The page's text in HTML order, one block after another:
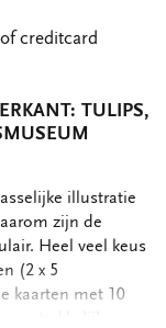
creditcard
TULIPS,
illustratie
zijn de
Heel veel keus
(2 x 5
kaarten met 10